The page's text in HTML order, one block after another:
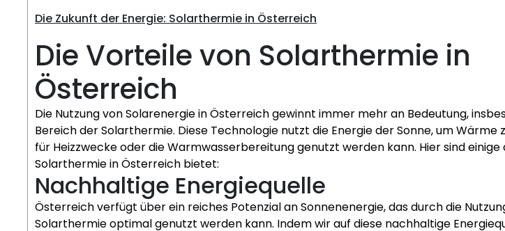
Die Zukunft der Energie: Solarthermie in Österreich
Die Vorteile von Solarthermie in
Österreich
Die Nutzung von Solarenergie in Österreich gewinnt immer mehr an Bedeutung,
Bereich der Solarthermie. Diese Technologie nutzt die Energie der Sonne, um Wärme
für Heizzwecke oder die Warmwasserbereitung genutzt werden kann. Hier sind einige
Solarthermie in Österreich bietet:
Nachhaltige Energiequelle
Österreich verfügt über ein reiches Potenzial an Sonnenenergie, das durch die
Solarthermie optimal genutzt werden kann. Indem wir auf diese nachhaltige